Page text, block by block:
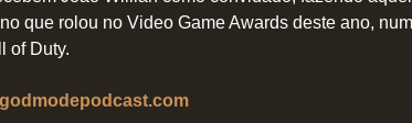
que rolou no Video Game Awards deste ano,
of Duty.